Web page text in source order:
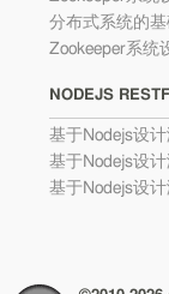
分布式系统的
Zookeeper系统
NODEJS
基于Nodejs设
基于Nodejs设
基于Nodejs设